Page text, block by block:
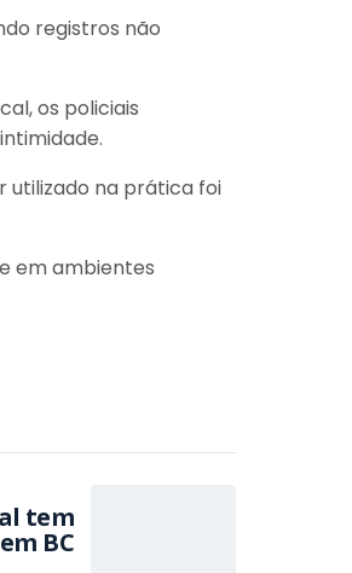
registros não
os policiais
utilizado na prática foi
em ambientes
tem
BC